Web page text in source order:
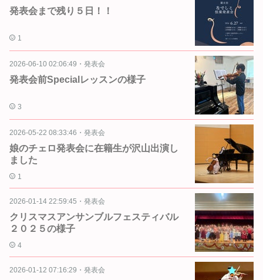
発表会まで残り５日！！
1
2026-06-10 02:06:49 ・ 発表会
発表会前Specialレッスンの様子
3
2026-05-22 08:33:46 ・ 発表会
娘のチェロ発表会に在籍生が沢山出演し
ました
1
2026-01-14 22:59:45 ・ 発表会
クリスマスアンサンブルフェスティバル
２０２５の様子
4
2026-01-12 07:16:29 ・ 発表会